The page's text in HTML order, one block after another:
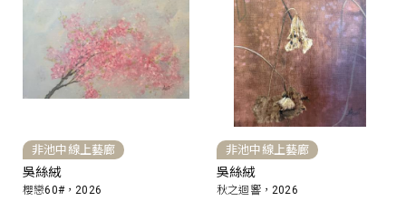
非池中線上藝廊
吳絲絨
櫻戀60#，2026
非池中線上藝廊
吳絲絨
秋之迴響，2026